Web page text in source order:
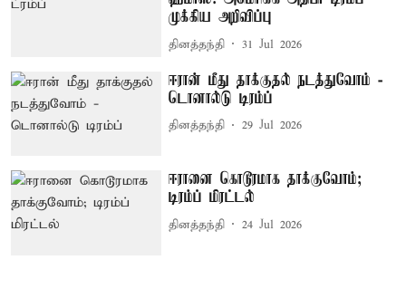
முக்கிய அறிவிப்பு
தினத்தந்தி 31 Jul 2026
ஈரான் மீது தாக்குதல் நடத்துவோம் -
டொனால்டு டிரம்ப்
தினத்தந்தி 29 Jul 2026
ஈரானை கொடூரமாக தாக்குவோம்;
டிரம்ப் மிரட்டல்
தினத்தந்தி 24 Jul 2026